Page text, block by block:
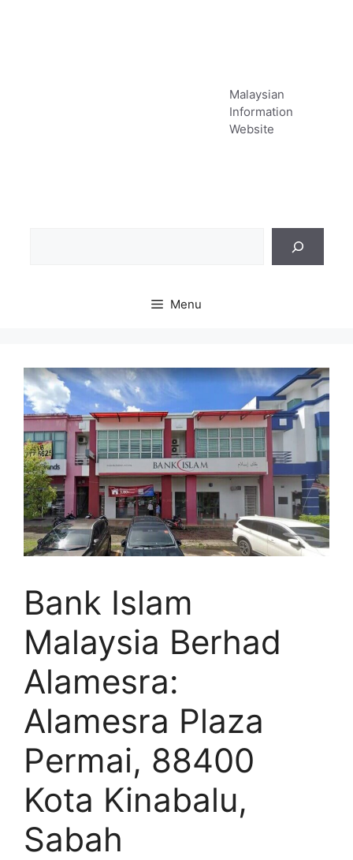
Malaysian
Information
Website
Menu
Bank Islam
Malaysia Berhad
Alamesra:
Alamesra Plaza
Permai, 88400
Kota Kinabalu,
Sabah